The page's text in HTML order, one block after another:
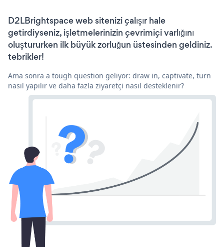
D2LBrightspace web sitenizi çalışır hale
getirdiyseniz, işletmelerinizin çevrimiçi varlığını
oluştururken ilk büyük zorluğun üstesinden geldiniz.
tebrikler!
Ama sonra a tough question geliyor: draw in, captivate, turn
nasıl yapılır ve daha fazla ziyaretçi nasıl desteklenir?